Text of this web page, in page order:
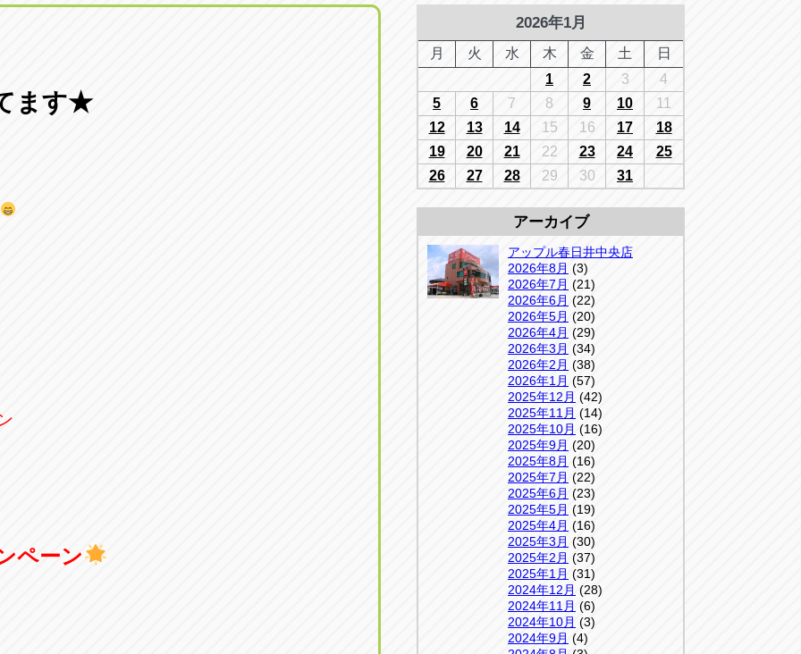
058-379-0525
アップル大垣IC南店
0584-87-0200
千葉
アップルかしわ沼南店
04-7190-1500
アップル各務原店
岐阜県各務原市各務おがせ町9-206-1
ップル世田谷店
ます★
ペーン
2026年1月
月 火 水 木 金 土
日
1
2 3
4
5
6 7 8 9 10
11
12
13 14 15 16 17
18
19
20 21 22 23 24
25
26
27 28 29 30 31
アーカイブ
アップル春日井中央店
2026年8月 (3)
2026年7月 (21)
2026年6月 (22)
2026年5月 (20)
2026年4月 (29)
2026年3月 (34)
2026年2月 (38)
2026年1月 (57)
2025年12月 (42)
2025年11月 (14)
2025年10月 (16)
2025年9月 (20)
2025年8月 (16)
2025年7月 (22)
2025年6月 (23)
2025年5月 (19)
2025年4月 (16)
2025年3月 (30)
2025年2月 (37)
2025年1月 (31)
2024年12月 (28)
2024年11月 (6)
2024年10月 (3)
2024年9月 (4)